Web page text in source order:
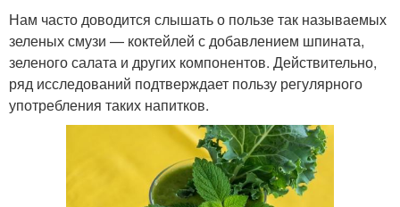
Нам часто доводится слышать о пользе так называемых
зеленых смузи — коктейлей с добавлением шпината,
зеленого салата и других компонентов. Действительно,
ряд исследований подтверждает пользу регулярного
употребления таких напитков.